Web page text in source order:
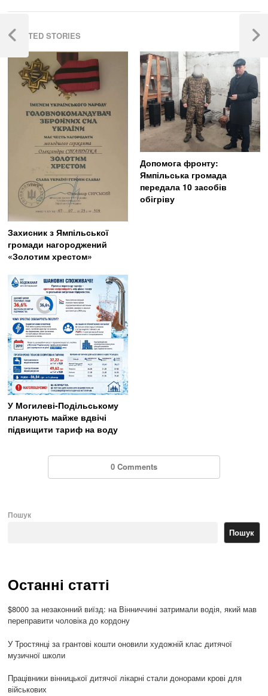
RELATED STORIES
Захисник з Ямпільської
громади нагороджений
«Золотим хрестом»
Допомога фронту:
Ямпільська громада
передала 10 засобів
обігріву
У Могилеві-Подільському
планують майже вдвічі
підвищити тариф на воду
0 Comments
записів
Previous
Next
Post
Пошук
Пошук
Останні статті
$8000 за незаконний виїзд: на Вінниччині затримали водія, який мав
переправити чоловіка до кордону
У Тростянці за грантові кошти оновили художній клас дитячої
музичної школи
Працівники вінницької дитячої лікарні стали донорами крові для
військових